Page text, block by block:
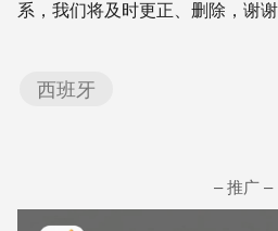
系，我们将及时更正、删除，谢谢
西班牙
– 推广 –